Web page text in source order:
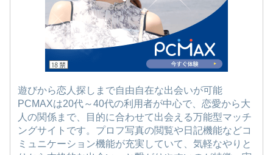
遊びから恋人探しまで自由自在な出会いが可能
PCMAXは20代～40代の利用者が中心で、恋愛から大
人の関係まで、目的に合わせて出会える万能型マッチ
ングサイトです。プロフ写真の閲覧や日記機能などコ
ミュニケーション機能が充実していて、気軽なやりと